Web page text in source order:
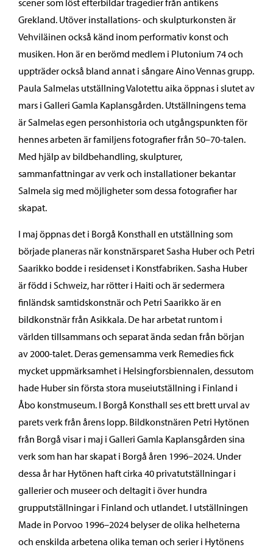
scener som löst efterbildar tragedier från antikens
Grekland. Utöver installations- och skulpturkonsten är
Vehviläinen också känd inom performativ konst och
musiken. Hon är en berömd medlem i Plutonium 74 och
uppträder också bland annat i sångare Aino Vennas grupp.
Paula Salmelas utställning Valotettu aika öppnas i slutet av
mars i Galleri Gamla Kaplansgården. Utställningens tema
är Salmelas egen personhistoria och utgångspunkten för
hennes arbeten är familjens fotografier från 50–70-talen.
Med hjälp av bildbehandling, skulpturer,
sammanfattningar av verk och installationer bekantar
Salmela sig med möjligheter som dessa fotografier har
skapat.
I maj öppnas det i Borgå Konsthall en utställning som
började planeras när konstnärsparet Sasha Huber och Petri
Saarikko bodde i residenset i Konstfabriken. Sasha Huber
är född i Schweiz, har rötter i Haiti och är sedermera
finländsk samtidskonstnär och Petri Saarikko är en
bildkonstnär från Asikkala. De har arbetat runtom i
världen tillsammans och separat ända sedan från början
av 2000-talet. Deras gemensamma verk Remedies fick
mycket uppmärksamhet i Helsingforsbiennalen, dessutom
hade Huber sin första stora museiutställning i Finland i
Åbo konstmuseum. I Borgå Konsthall ses ett brett urval av
parets verk från årens lopp. Bildkonstnären Petri Hytönen
från Borgå visar i maj i Galleri Gamla Kaplansgården sina
verk som han har skapat i Borgå åren 1996–2024. Under
dessa år har Hytönen haft cirka 40 privatutställningar i
gallerier och museer och deltagit i över hundra
grupputställningar i Finland och utlandet. I utställningen
Made in Porvoo 1996–2024 belyser de olika helheterna
och enskilda arbetena olika teman och serier i Hytönens